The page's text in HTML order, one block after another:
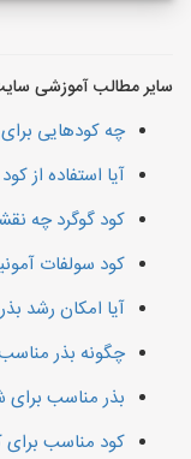
سایر مطالب آموزشی
چه کودهایی
آیا استفاده از
کود گوگرد چه
کود سولفات
آیا امکان رشد
چگونه بذر
بذر مناسب
کود مناسب